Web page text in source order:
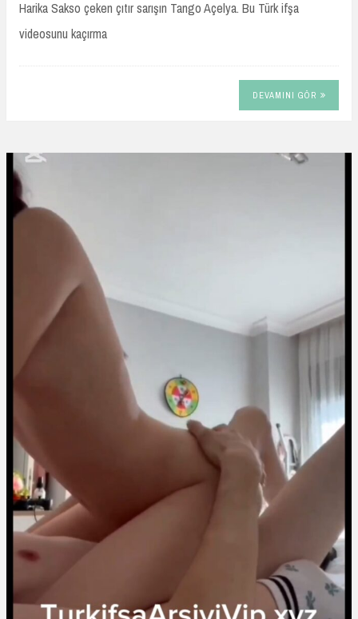
Harika Sakso çeken çıtır sarışın Tango Açelya. Bu Türk ifşa
videosunu kaçırma
DEVAMINI GÖR